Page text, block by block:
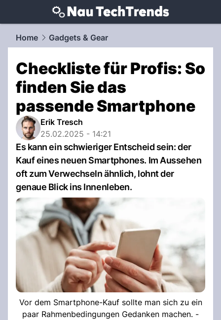
techtrends.NAU.ch
Home Gadgets & Gear
Checkliste für Profis: So
finden Sie das
passende Smartphone
Erik Tresch
25.02.2025 - 14:21
Es kann ein schwieriger Entscheid sein: der
Kauf eines neuen Smartphones. Im Aussehen
oft zum Verwechseln ähnlich, lohnt der
genaue Blick ins Innenleben.
Vor dem Smartphone-Kauf sollte man sich zu ein
paar Rahmenbedingungen Gedanken machen. -